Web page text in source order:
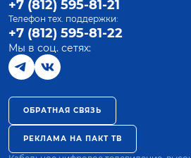
+7 (812) 595-81-21
Телефон тех. поддержки:
+7 (812) 595-81-22
Мы в соц. сетях:
ОБРАТНАЯ СВЯЗЬ
РЕКЛАМА НА ПАКТ ТВ